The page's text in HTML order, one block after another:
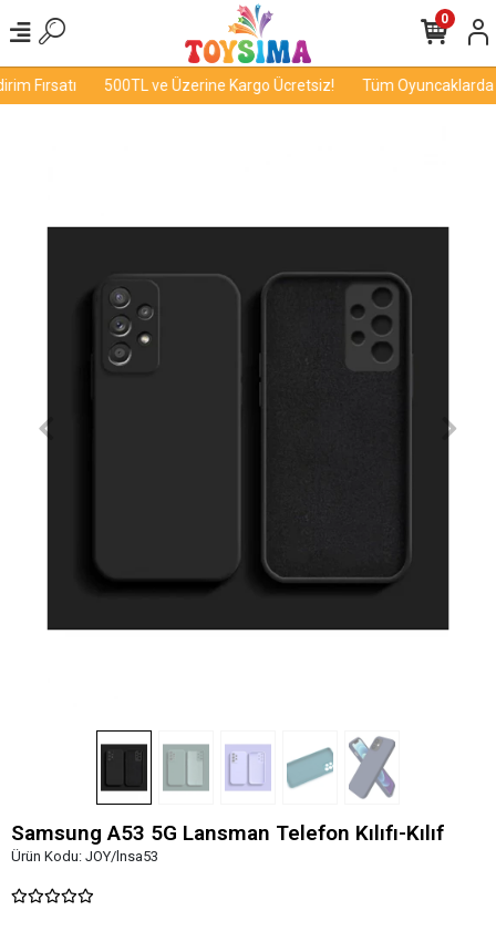
Fırsatı 500TL ve Üzerine Kargo Ücretsiz! Tüm Oyuncaklarda
0
Samsung A53 5G Lansman Telefon Kılıfı-Kılıf
Ürün Kodu: JOY/lnsa53